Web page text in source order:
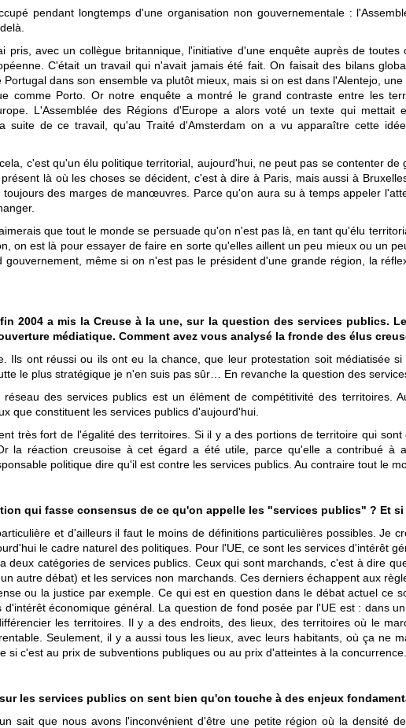
pendant longtemps d'une organisation non gouvernementale :
pris, avec un collègue britannique, l'initiative d'une enquête auprès de
C'était un travail qui n'avait jamais été fait. On faisait des bilans
dans son ensemble va plutôt mieux, mais si on est dans l'Alentejo,
comme Porto. Or notre enquête a montré le grand contraste entre les
L'Assemblée des Régions d'Europe a alors voté un texte qui
suite de ce travail, qu'au Traité d'Amsterdam on a vu apparaître cette
c'est qu'un élu politique territorial, aujourd'hui, ne peut pas se contenter
là où les choses se décident, c'est à dire à Paris, mais aussi à
des marges de manœuvres. Parce qu'on aura su à temps appeler
que tout le monde se persuade qu'on n'est pas là, en tant qu'élu
on est là pour essayer de faire en sorte qu'elles aillent un peu mieux ou un
gouvernement, même si on n'est pas le président d'une grande région, la
2004 a mis la Creuse à la une, sur la question des services publics.
médiatique. Comment avez vous analysé la fronde des élus
Ils ont réussi ou ils ont eu la chance, que leur protestation soit médiatisée
le plus stratégique je n'en suis pas sûr… En revanche la question des
des services publics est un élément de compétitivité des territoires.
que constituent les services publics d'aujourd'hui.
très fort de l'égalité des territoires. Si il y a des portions de territoire qui
la réaction creusoise à cet égard a été utile, parce qu'elle a contribué à
politique dire qu'il est contre les services publics. Au contraire tout le
qui fasse consensus de ce qu'on appelle les "services publics" ? Et
et d'ailleurs il faut le moins de définitions particulières possibles. Je
le cadre naturel des politiques. Pour l'UE, ce sont les services d'intérêt
deux catégories de services publics. Ceux qui sont marchands, c'est à dire
autre débat) et les services non marchands. Ces derniers échappent aux
ou la justice par exemple. Ce qui est en question dans le débat actuel ce
d'intérêt économique général. La question de fond posée par l'UE est : dans
les territoires. Il y a des endroits, des lieux, des territoires où le
Seulement, il y a aussi tous les lieux, avec leurs habitants, où ça ne
si c'est au prix de subventions publiques ou au prix d'atteintes à la
sur les services publics on sent bien qu'on touche à des enjeux
sait que nous avons l'inconvénient d'être une petite région où la densité